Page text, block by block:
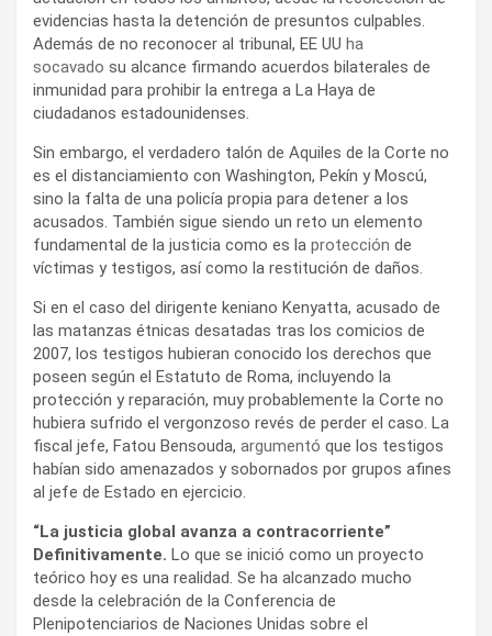
evidencias hasta la detención de presuntos culpables.
Además de no reconocer al tribunal, EE UU ha
socavado su alcance firmando acuerdos bilaterales de
inmunidad para prohibir la entrega a La Haya de
ciudadanos estadounidenses.
Sin embargo, el verdadero talón de Aquiles de la Corte no
es el distanciamiento con Washington, Pekín y Moscú,
sino la falta de una policía propia para detener a los
acusados. También sigue siendo un reto un elemento
fundamental de la justicia como es la protección de
víctimas y testigos, así como la restitución de daños.
Si en el caso del dirigente keniano Kenyatta, acusado de
las matanzas étnicas desatadas tras los comicios de
2007, los testigos hubieran conocido los derechos que
poseen según el Estatuto de Roma, incluyendo la
protección y reparación, muy probablemente la Corte no
hubiera sufrido el vergonzoso revés de perder el caso. La
fiscal jefe, Fatou Bensouda, argumentó que los testigos
habían sido amenazados y sobornados por grupos afines
al jefe de Estado en ejercicio.
“La justicia global avanza a contracorriente”
Definitivamente. Lo que se inició como un proyecto
teórico hoy es una realidad. Se ha alcanzado mucho
desde la celebración de la Conferencia de
Plenipotenciarios de Naciones Unidas sobre el